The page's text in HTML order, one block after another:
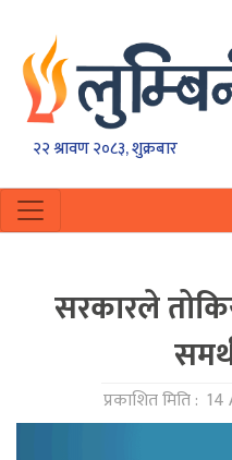
२२ श्रावण २०८३, शुक्रबार
सरकारले
प्रकाशित मिति : 14